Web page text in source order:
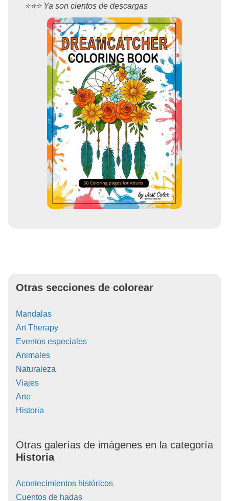
⭐️⭐️⭐️ Ya son cientos de descargas
Otras secciones de colorear
Mandalas
Art Therapy
Eventos especiales
Animales
Naturaleza
Viajes
Arte
Historia
Otras galerías de imágenes en la categoría
Historia
Acontecimientos históricos
Cuentos de hadas